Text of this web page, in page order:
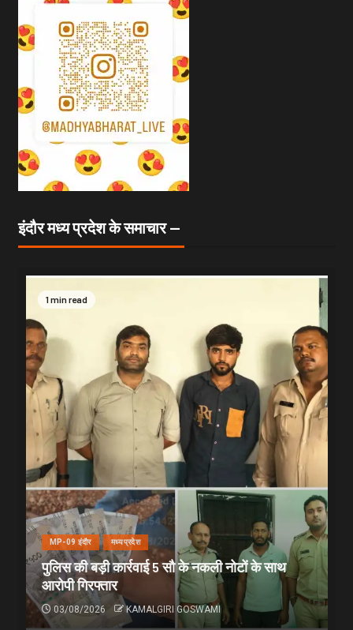
इंदौर मध्य प्रदेश के समाचार —
1 min read
MP-09 इंदौर मध्यप्रदेश
पुलिस की बड़ी कार्रवाई 5 सौ के नकली नोटों के साथ
आरोपी गिरफ्तार
03/08/2026 KAMALGIRI GOSWAMI